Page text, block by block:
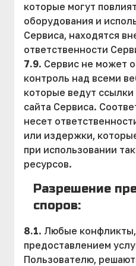
которые могут
оборудования и
Сервиса, находятся
ответственности
7.9. Сервис не может
контроль над всеми
которые ведут
сайта Сервиса.
несет
или издержки,
при использовании
ресурсов.
Разрешение
споров:
8.1. Любые
предоставлением
Пользователю,